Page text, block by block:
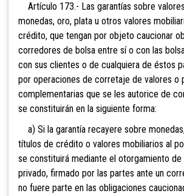
Artículo 173.- Las garantías sobre
monedas, oro, plata u otros valores
crédito, que tengan por objeto caucionar
corredores de bolsa entre sí o con las
con sus clientes o de cualquiera de éstos
por operaciones de corretaje de valores o
complementarias que se les autorice de
se constituirán en la siguiente forma:
a) Si la garantía recayere sobre
títulos de crédito o valores mobiliarios al
se constituirá mediante el otorgamiento de
privado, firmado por las partes ante un
no fuere parte en las obligaciones